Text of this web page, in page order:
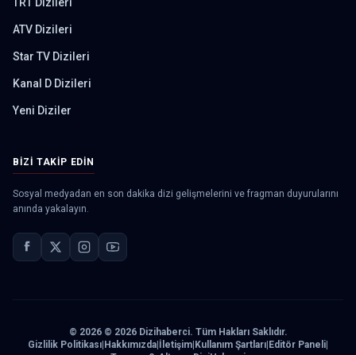
ATV Dizileri
Star TV Dizileri
Kanal D Dizileri
Yeni Diziler
BIZI TAKIP EDIN
Sosyal medyadan en son dakika dizi gelişmelerini ve fragman duyurularını
anında yakalayın.
© 2026 © 2026 Dizihaberci. Tüm Hakları Saklıdır.
Gizlilik Politikası Hakkımızda İletişim Kullanım Şartları Editör Paneli